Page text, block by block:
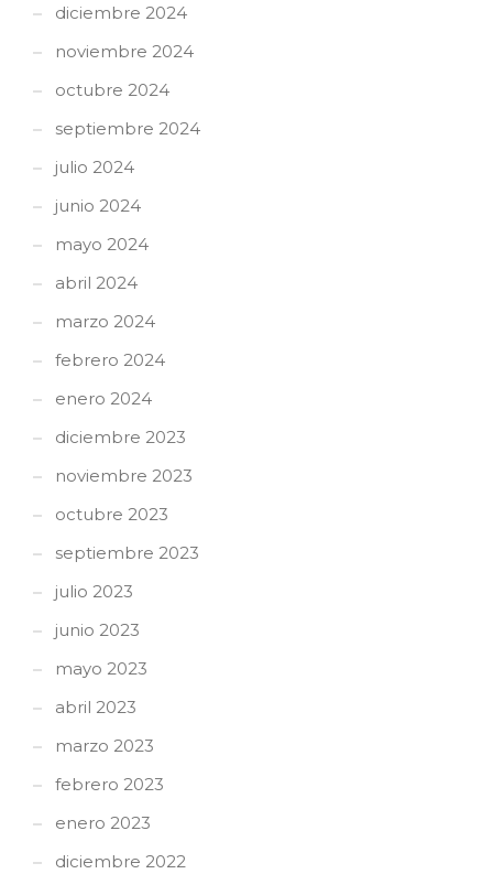
diciembre 2024
noviembre 2024
octubre 2024
septiembre 2024
julio 2024
junio 2024
mayo 2024
abril 2024
marzo 2024
febrero 2024
enero 2024
diciembre 2023
noviembre 2023
octubre 2023
septiembre 2023
julio 2023
junio 2023
mayo 2023
abril 2023
marzo 2023
febrero 2023
enero 2023
diciembre 2022